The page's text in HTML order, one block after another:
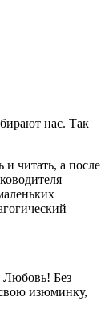
нас. Так
читать, а после
Любовь! Без
изюминку,